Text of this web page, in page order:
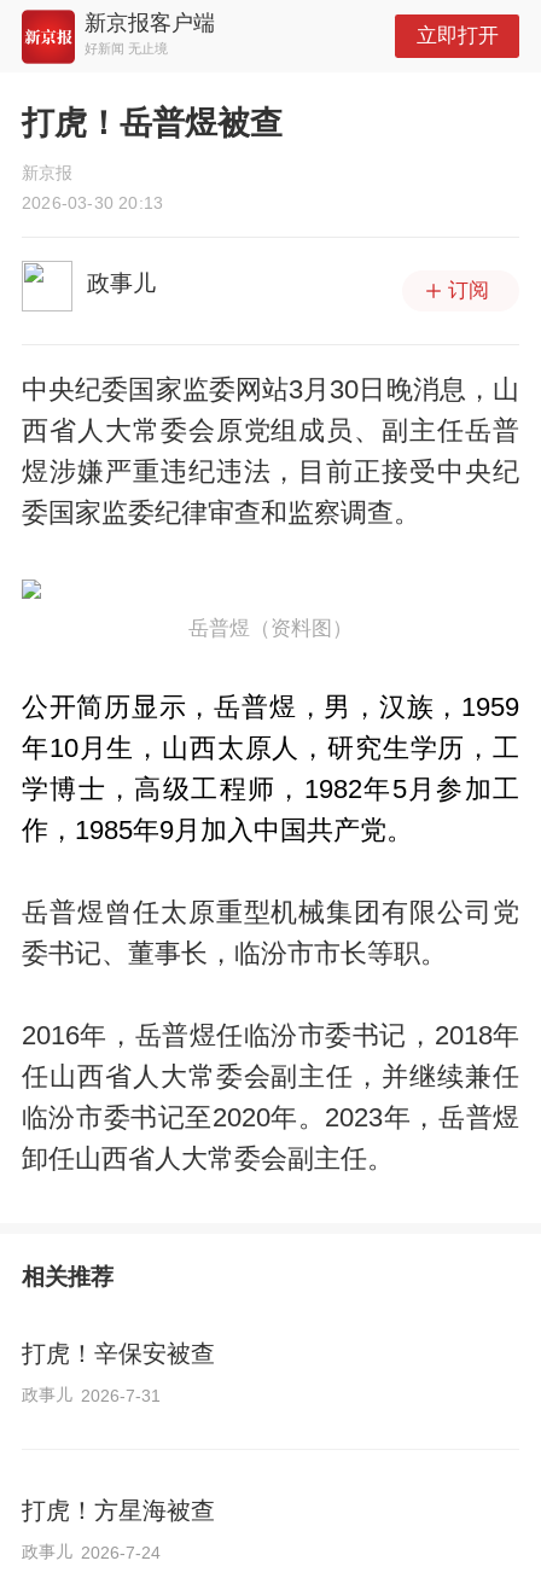
新京报客户端
好新闻 无止境
立即打开
打虎！岳普煜被查
新京报
2026-03-30 20:13
政事儿 订阅
中央纪委国家监委网站3月30日晚消息，山
西省人大常委会原党组成员、副主任岳普
煜涉嫌严重违纪违法，目前正接受中央纪
委国家监委纪律审查和监察调查。
岳普煜（资料图）
公开简历显示，岳普煜，男，汉族，1959
年10月生，山西太原人，研究生学历，工
学博士，高级工程师，1982年5月参加工
作，1985年9月加入中国共产党。
岳普煜曾任太原重型机械集团有限公司党
委书记、董事长，临汾市市长等职。
2016年，岳普煜任临汾市委书记，2018年
任山西省人大常委会副主任，并继续兼任
临汾市委书记至2020年。2023年，岳普煜
卸任山西省人大常委会副主任。
相关推荐
打虎！辛保安被查
政事儿 2026-7-31
打虎！方星海被查
政事儿 2026-7-24